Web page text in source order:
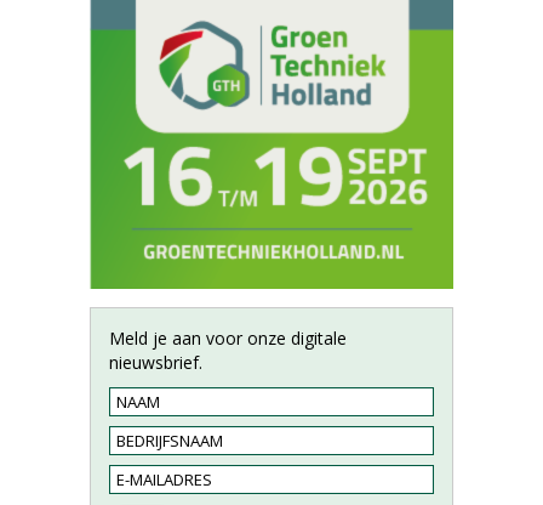
Meld je aan voor onze digitale
nieuwsbrief.